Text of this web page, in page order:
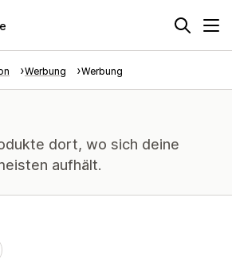
Werbung Werbung
dort, wo sich deine
aufhält.